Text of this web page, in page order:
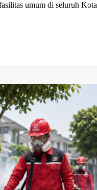
umum di seluruh Kota